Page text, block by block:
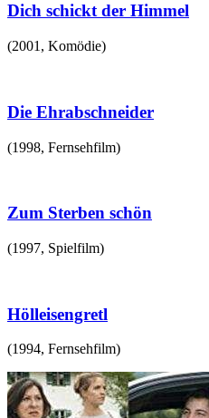
Dich schickt der Himmel
(2001 , Komödie)
Die Ehrabschneider
(1998, Fernsehfilm)
Zum Sterben schön
(1997, Spielfilm)
Hölleisengretl
(1994, Fernsehfilm)